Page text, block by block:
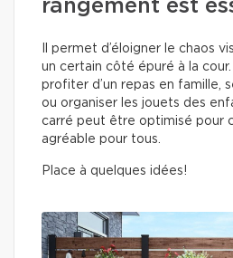
rangement est
Il permet d’éloigner le chaos
un certain côté épuré à la
profiter d’un repas en famille,
ou organiser les jouets des
carré peut être optimisé pour
agréable pour tous.
Place à quelques idées!